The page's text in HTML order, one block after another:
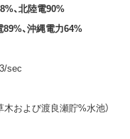
、北陸電90%
89%、沖縄電力64%
sec
木および渡良瀬貯%水池）